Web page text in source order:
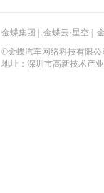
金蝶集团 金蝶云·星空
©金蝶汽车网络科技有限公
地址：深圳市高新技术产